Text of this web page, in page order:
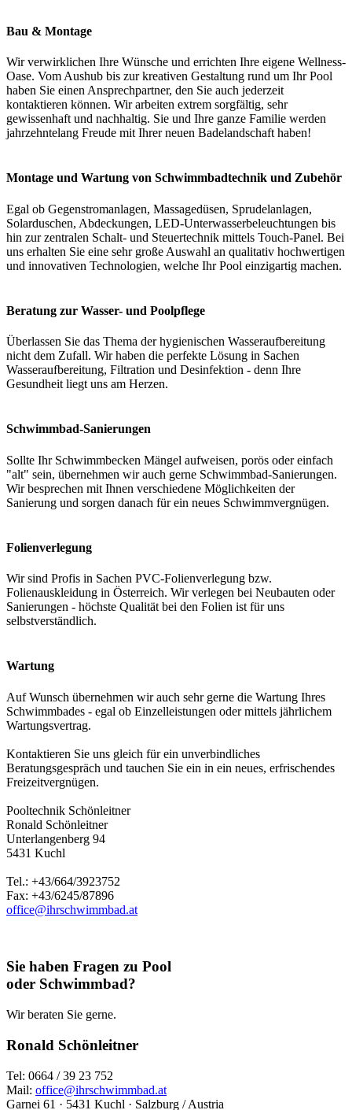
Bau & Montage
Wir verwirklichen Ihre Wünsche und errichten Ihre eigene Wellness-
Oase. Vom Aushub bis zur kreativen Gestaltung rund um Ihr Pool
haben Sie einen Ansprechpartner, den Sie auch jederzeit
kontaktieren können. Wir arbeiten extrem sorgfältig, sehr
gewissenhaft und nachhaltig. Sie und Ihre ganze Familie werden
jahrzehntelang Freude mit Ihrer neuen Badelandschaft haben!
Montage und Wartung von Schwimmbadtechnik und Zubehör
Egal ob Gegenstromanlagen, Massagedüsen, Sprudelanlagen,
Solarduschen, Abdeckungen, LED-Unterwasserbeleuchtungen bis
hin zur zentralen Schalt- und Steuertechnik mittels Touch-Panel. Bei
uns erhalten Sie eine sehr große Auswahl an qualitativ hochwertigen
und innovativen Technologien, welche Ihr Pool einzigartig machen.
Beratung zur Wasser- und Poolpflege
Überlassen Sie das Thema der hygienischen Wasseraufbereitung
nicht dem Zufall. Wir haben die perfekte Lösung in Sachen
Wasseraufbereitung, Filtration und Desinfektion - denn Ihre
Gesundheit liegt uns am Herzen.
Schwimmbad-Sanierungen
Sollte Ihr Schwimmbecken Mängel aufweisen, porös oder einfach
"alt" sein, übernehmen wir auch gerne Schwimmbad-Sanierungen.
Wir besprechen mit Ihnen verschiedene Möglichkeiten der
Sanierung und sorgen danach für ein neues Schwimmvergnügen.
Folienverlegung
Wir sind Profis in Sachen PVC-Folienverlegung bzw.
Folienauskleidung in Österreich. Wir verlegen bei Neubauten oder
Sanierungen - höchste Qualität bei den Folien ist für uns
selbstverständlich.
Wartung
Auf Wunsch übernehmen wir auch sehr gerne die Wartung Ihres
Schwimmbades - egal ob Einzelleistungen oder mittels jährlichem
Wartungsvertrag.
Kontaktieren Sie uns gleich für ein unverbindliches
Beratungsgespräch und tauchen Sie ein in ein neues, erfrischendes
Freizeitvergnügen.
Pooltechnik Schönleitner
Ronald Schönleitner
Unterlangenberg 94
5431 Kuchl
Tel.: +43/664/3923752
Fax: +43/6245/87896
office@ihrschwimmbad.at
Sie haben Fragen zu Pool
oder Schwimmbad?
Wir beraten Sie gerne.
Ronald Schönleitner
Tel: 0664 / 39 23 752
Mail: office@ihrschwimmbad.at
Garnei 61 · 5431 Kuchl · Salzburg / Austria